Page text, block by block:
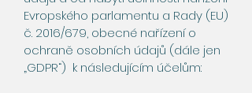
Evropského parlamentu a Rady (EU)
č. 2016/679, obecné nařízení o
ochraně osobních údajů (dále jen
„GDPR“) k následujícím účelům: